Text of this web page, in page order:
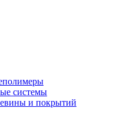
системы
и покрытий